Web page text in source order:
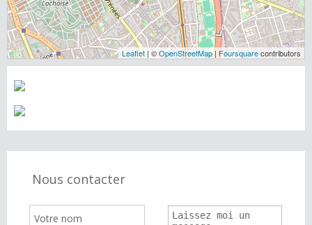
Leaflet| ©OpenStreetMap| Foursquarecontributors
Nous contacter